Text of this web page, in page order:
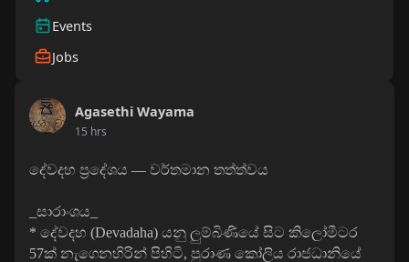
Events
Jobs
Agasethi Wayama
15 hrs
දේවදහ ප්‍රදේශය — වර්තමාන තත්ත්වය
_සාරාංශය_
* දේවදහ (Devadaha) යනු ලුම්බිණියේ සිට කිලෝමීටර
57ක් නැගෙනහිරින් පිහිටි, පුරාණ කෝලිය රාජධානියේ